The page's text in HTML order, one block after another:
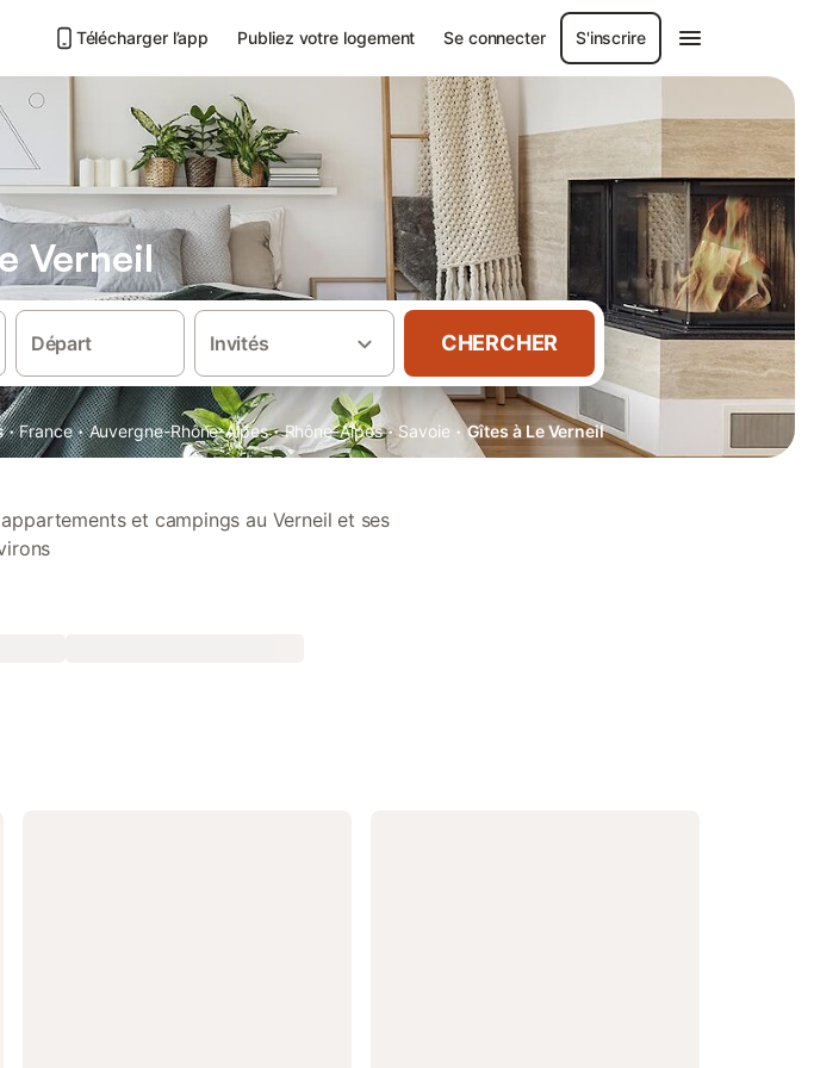
Télécharger l’app Publiez votre logement Se connecter S'inscrire
Verneil
Départ Invités CHERCHER
· France · Auvergne-Rhône-Alpes · Rhône-Alpes · Savoie · Gîtes à Le Verneil
et campings au Verneil et ses